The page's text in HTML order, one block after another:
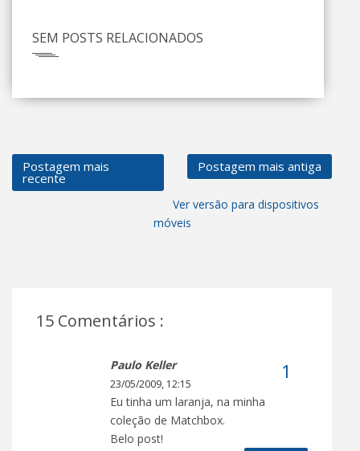
SEM POSTS RELACIONADOS
Postagem mais
recente
Postagem mais antiga
Ver versão para dispositivos
móveis
15 Comentários :
Paulo Keller
23/05/2009, 12:15
Eu tinha um laranja, na minha
coleção de Matchbox.
Belo post!